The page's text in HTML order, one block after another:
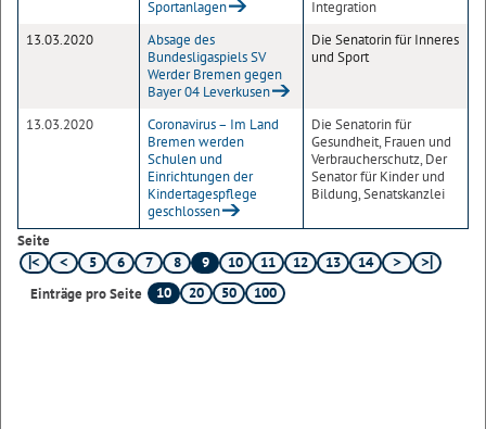
Sportanlagen
Integration
13.03.2020
Absage des
Bundesligaspiels SV
Werder Bremen gegen
Bayer 04 Leverkusen
Die Senatorin für Inneres
und Sport
13.03.2020
Coronavirus – Im Land
Bremen werden
Schulen und
Einrichtungen der
Kindertagespflege
geschlossen
Die Senatorin für
Gesundheit, Frauen und
Verbraucherschutz, Der
Senator für Kinder und
Bildung, Senatskanzlei
Seite
5
6 7 8 9 10 11 12 13
14
Einträge pro Seite
10 20 50 100